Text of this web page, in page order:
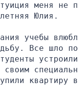
меня не
Юлия.
учебы
Все шло
квартиру